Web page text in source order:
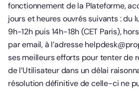
fonctionnement de la Plateforme,
jours et heures ouvrés suivants : du
9h-12h puis 14h-18h (CET Paris),
par email, à l’adresse
ses meilleurs efforts pour tenter de
de l’Utilisateur dans un délai
résolution définitive de celle-ci ne